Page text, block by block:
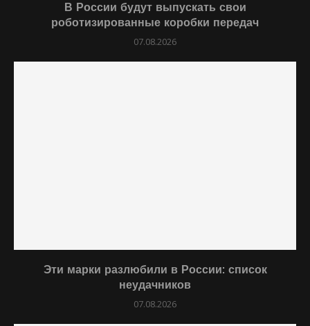
В России будут выпускать свои
роботизированные коробки передач
07.08.2026
Эти марки разлюбили в России: список
неудачников
07.08.2026